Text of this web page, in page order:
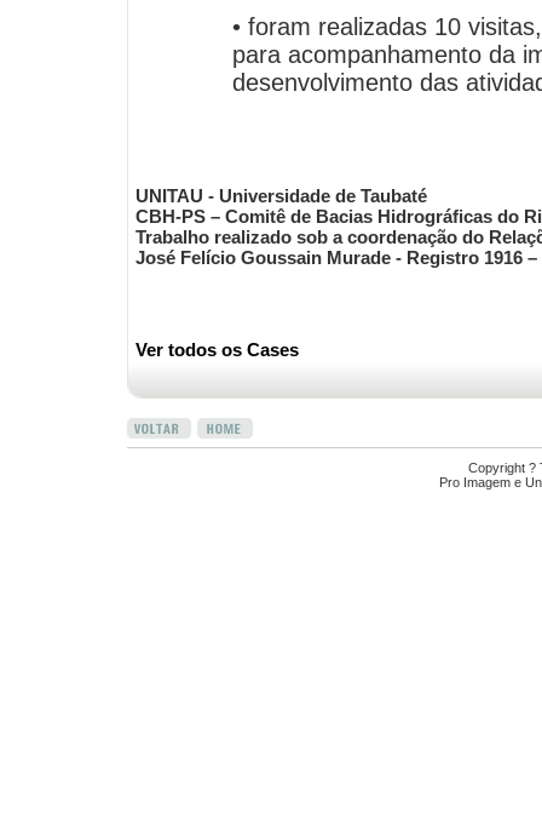
• foram realizadas 10
para acompanhamento da
desenvolvimento das
UNITAU - Universidade de Taubaté
CBH-PS – Comitê de Bacias Hidrográficas do
Trabalho realizado sob a coordenação do
José Felício Goussain Murade - Registro 1916 –
Ver todos os Cases
Copyright ?
Pro Imagem e